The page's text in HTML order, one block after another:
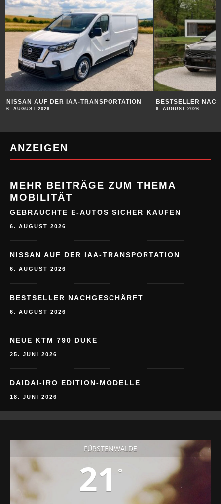
NISSAN AUF DER IAA-TRANSPORTATION
6. AUGUST 2026
BESTSELLER
6. AUGUST 2026
ANZEIGEN
MEHR BEITRÄGE ZUM THEMA
MOBILITÄT
GEBRAUCHTE E-AUTOS SICHER KAUFEN
6. AUGUST 2026
NISSAN AUF DER IAA-TRANSPORTATION
6. AUGUST 2026
BESTSELLER NACHGESCHÄRFT
6. AUGUST 2026
NEUE KTM 790 DUKE
25. JUNI 2026
DAIDAI-IRO EDITION-MODELLE
18. JUNI 2026
FÜRSTENWALDE
21 °